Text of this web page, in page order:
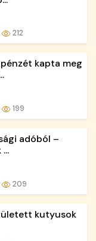
212
kapta meg
199
adóból –
209
kutyusok